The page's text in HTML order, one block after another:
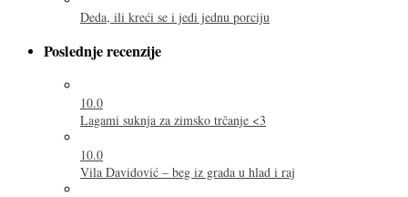
Deda, ili kreći se i jedi jednu porciju
Poslednje recenzije
10.0
Lagami suknja za zimsko trčanje <3
10.0
Vila Davidović – beg iz grada u hlad i raj